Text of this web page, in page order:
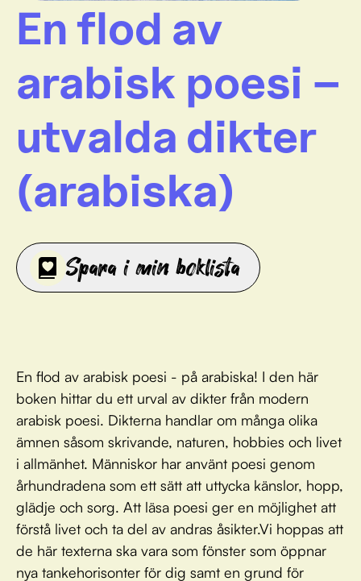
En flod av
arabisk poesi –
utvalda dikter
(arabiska)
Spara i min boklista
En flod av arabisk poesi - på arabiska! I den här
boken hittar du ett urval av dikter från modern
arabisk poesi. Dikterna handlar om många olika
ämnen såsom skrivande, naturen, hobbies och livet
i allmänhet. Människor har använt poesi genom
århundradena som ett sätt att uttycka känslor, hopp,
glädje och sorg. Att läsa poesi ger en möjlighet att
förstå livet och ta del av andras åsikter.Vi hoppas att
de här texterna ska vara som fönster som öppnar
nya tankehorisonter för dig samt en grund för